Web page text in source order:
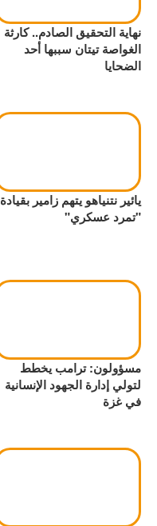
نهاية التحقيق الصادم.. كارثة
الغواصة تيتان سببها أحد
الضحايا
يائير نتنياهو يتهم زامير بقيادة
"تمرد عسكري"
مسؤولون: ترامب يخطط
لتولي إدارة الجهود الإنسانية
في غزة